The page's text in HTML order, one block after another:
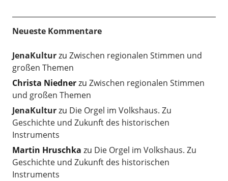
Neueste Kommentare
JenaKulturzu Zwischen regionalen Stimmen und
großen Themen
Christa Niednerzu Zwischen regionalen Stimmen
und großen Themen
JenaKulturzu Die Orgel im Volkshaus. Zu
Geschichte und Zukunft des historischen
Instruments
Martin Hruschka zu Die Orgel im Volkshaus. Zu
Geschichte und Zukunft des historischen
Instruments